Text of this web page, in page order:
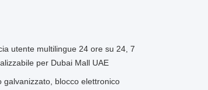
utente multilingue 24 ore su 24, 7
per Dubai Mall UAE
blocco elettronico